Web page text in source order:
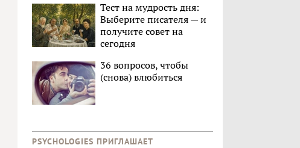
Тест на мудрость дня:
Выберите писателя — и
получите совет на
сегодня
36 вопросов, чтобы
(снова) влюбиться
PSYCHOLOGIES ПРИГЛАШАЕТ